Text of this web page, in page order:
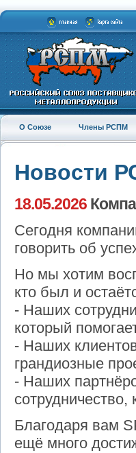
О Союзе Члены РСПМ
Новости
18.05.2026
Сегодня
говорить об
Но мы хотим
кто был и
- Наших
который
- Наших
грандиозные
- Наших
сотрудничество,
Благодаря вам
ещё много